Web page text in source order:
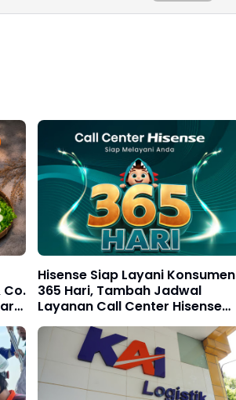
Co.
Hisense Siap Layani Konsumen
365 Hari, Tambah Jadwal
Layanan Call Center Hisense
Care